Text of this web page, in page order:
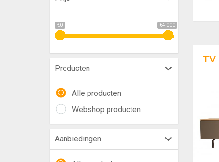
€0 €4 000
Producten
Alle producten
Webshop producten
Aanbiedingen
TV